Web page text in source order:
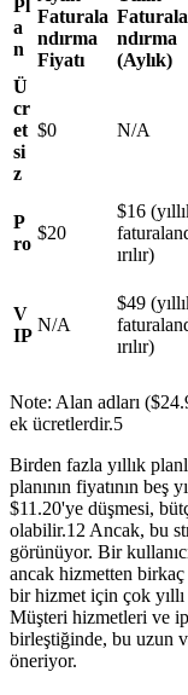
Pl
a
n
Faturala
ndırma
Fiyatı
Faturala
ndırma
(Aylık)
Ü
cr
et
si
z
$0 N/A
P
ro
$20
$16
ırılır)
V
IP
N/A
$49
ırılır)
Note: Alan adları
ek ücretlerdir.5
Birden fazla yıllık
planının fiyatının beş
$11.20'ye düşmesi,
olabilir.12 Ancak, bu
görünüyor. Bir
ancak hizmetten
bir hizmet için çok
Müşteri hizmetleri ve
birleştiğinde, bu uzun
öneriyor.